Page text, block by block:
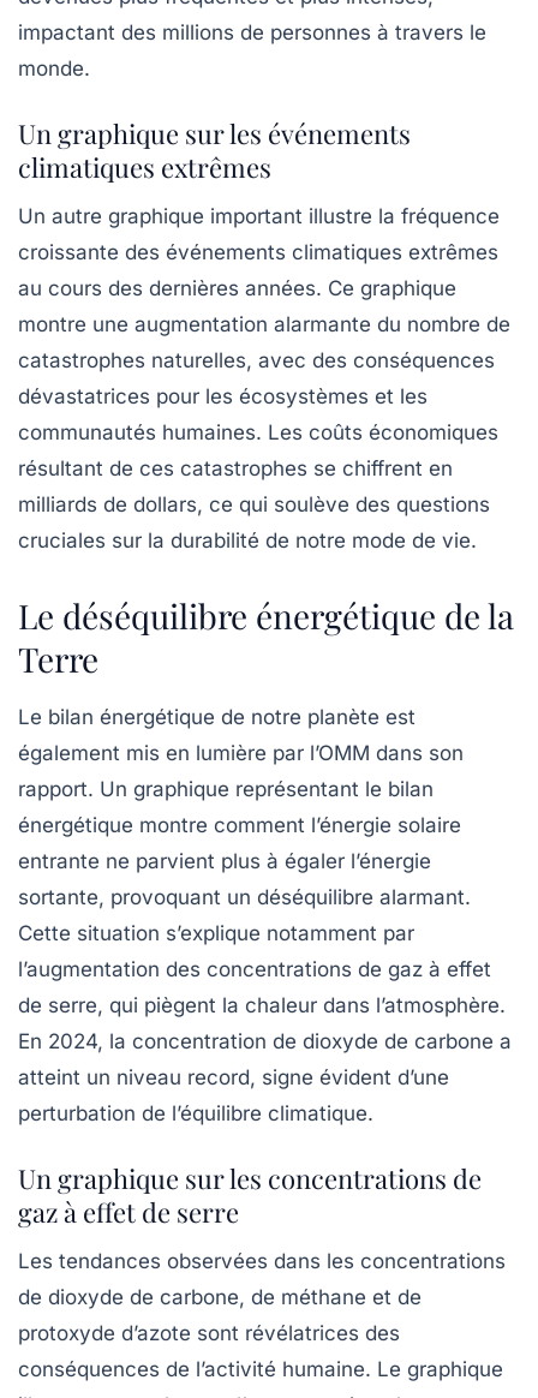
impactant des millions de personnes à travers le
monde.
Un graphique sur les événements
climatiques extrêmes
Un autre graphique important illustre la fréquence
croissante des événements climatiques extrêmes
au cours des dernières années. Ce graphique
montre une augmentation alarmante du nombre de
catastrophes naturelles, avec des conséquences
dévastatrices pour les écosystèmes et les
communautés humaines. Les coûts économiques
résultant de ces catastrophes se chiffrent en
milliards de dollars, ce qui soulève des questions
cruciales sur la durabilité de notre mode de vie.
Le déséquilibre énergétique de la
Terre
Le bilan énergétique de notre planète est
également mis en lumière par l’OMM dans son
rapport. Un graphique représentant le bilan
énergétique montre comment l’énergie solaire
entrante ne parvient plus à égaler l’énergie
sortante, provoquant un déséquilibre alarmant.
Cette situation s’explique notamment par
l’augmentation des concentrations de gaz à effet
de serre, qui piègent la chaleur dans l’atmosphère.
En 2024, la concentration de dioxyde de carbone a
atteint un niveau record, signe évident d’une
perturbation de l’équilibre climatique.
Un graphique sur les concentrations de
gaz à effet de serre
Les tendances observées dans les concentrations
de dioxyde de carbone, de méthane et de
protoxyde d’azote sont révélatrices des
conséquences de l’activité humaine. Le graphique